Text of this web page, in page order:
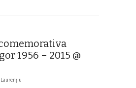
1956 – 2015 @